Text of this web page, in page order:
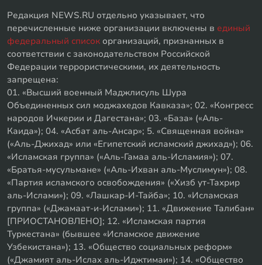
Редакция NEWS.RU отдельно указывает, что
перечисленные ниже организации включены в единый
федеральный список организаций, признанных в
соответствии с законодательством Российской
Федерации террористическими, их деятельность
запрещена:
01. «Высший военный Маджлисуль Шура
Объединенных сил моджахедов Кавказа»; 02. «Конгресс
народов Ичкерии и Дагестана»; 03. «База» («Аль-
Каида»); 04. «Асбат аль-Ансар»; 5. «Священная война»
(«Аль-Джихад» или «Египетский исламский джихад»); 06.
«Исламская группа» («Аль-Гамаа аль-Исламия»); 07.
«Братья-мусульмане» («Аль-Ихван аль-Муслимун»); 08.
«Партия исламского освобождения» («Хизб ут-Тахрир
аль-Ислами»); 09. «Лашкар-И-Тайба»; 10. «Исламская
группа» («Джамаат-и-Ислами»); 11. «Движение Талибан»
[ПРИОСТАНОВЛЕНО]; 12. «Исламская партия
Туркестана» (бывшее «Исламское движение
Узбекистана»); 13. «Общество социальных реформ»
(«Джамият аль-Ислах аль-Иджтимаи»); 14. «Общество